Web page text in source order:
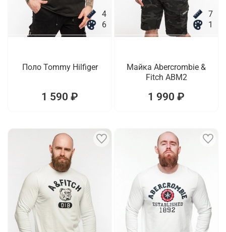
4
6
Поло Tommy Hilfiger
1 590 ₽
7
1
Майка Abercrombie &
Fitch ABM2
1 990 ₽